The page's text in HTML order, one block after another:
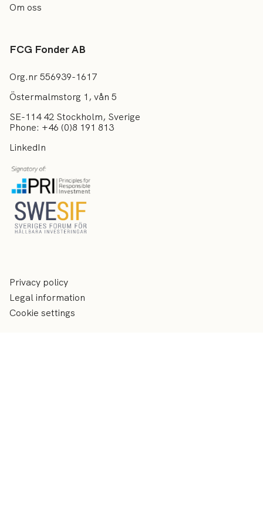
Om oss
FCG Fonder AB
Org.nr 556939-1617
Östermalmstorg 1, vån 5
SE-114 42 Stockholm, Sverige
Phone: +46 (0)8 191 813
LinkedIn
Privacy policy
Legal information
Cookie settings